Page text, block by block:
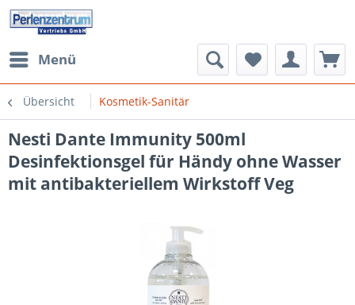
Menü
Übersicht Kosmetik-Sanitär
Nesti Dante Immunity 500ml
Desinfektionsgel für Händy ohne Wasser
mit antibakteriellem Wirkstoff Veg